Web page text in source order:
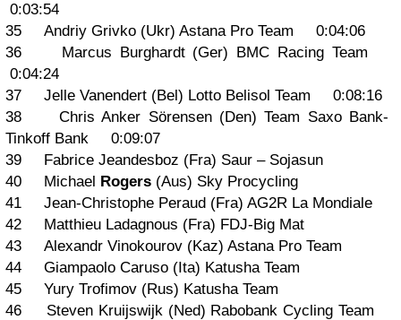
0:03:54
35 Andriy Grivko (Ukr) Astana Pro Team 0:04:06
36 Marcus Burghardt (Ger) BMC Racing Team
0:04:24
37 Jelle Vanendert (Bel) Lotto Belisol Team 0:08:16
38 Chris Anker Sörensen (Den) Team Saxo Bank-
Tinkoff Bank 0:09:07
39 Fabrice Jeandesboz (Fra) Saur – Sojasun
40 Michael Rogers (Aus) Sky Procycling
41 Jean-Christophe Peraud (Fra) AG2R La Mondiale
42 Matthieu Ladagnous (Fra) FDJ-Big Mat
43 Alexandr Vinokourov (Kaz) Astana Pro Team
44 Giampaolo Caruso (Ita) Katusha Team
45 Yury Trofimov (Rus) Katusha Team
46 Steven Kruijswijk (Ned) Rabobank Cycling Team